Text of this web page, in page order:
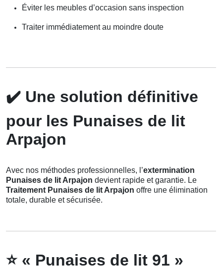
Éviter les meubles d’occasion sans inspection
Traiter immédiatement au moindre doute
✔️ Une solution définitive
pour les Punaises de lit
Arpajon
Avec nos méthodes professionnelles, l’extermination
Punaises de lit Arpajon devient rapide et garantie. Le
Traitement Punaises de lit Arpajon offre une élimination
totale, durable et sécurisée.
⭐« Punaises de lit 91 »